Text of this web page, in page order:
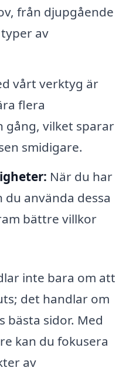
från djupgående
av
vårt verktyg är
flera
gång, vilket sparar
smidigare.
När du har
använda dessa
bättre villkor
inte bara om att
det handlar om
bästa sidor. Med
kan du fokusera
av